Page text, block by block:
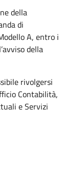
della
di
A, entro i
della
rivolgersi
Contabilità,
e Servizi